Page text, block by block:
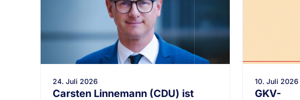
24. Juli 2026
Carsten Linnemann (CDU) ist
10. Juli 2026
GKV-